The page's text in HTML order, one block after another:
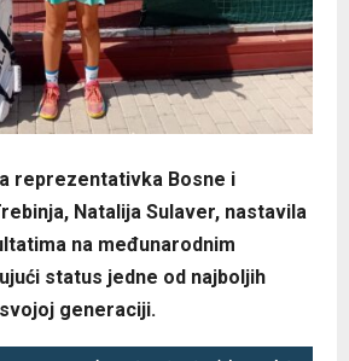
reprezentativka Bosne i
Natalija Sulaver, nastavila
na međunarodnim
status jedne od najboljih
generaciji.